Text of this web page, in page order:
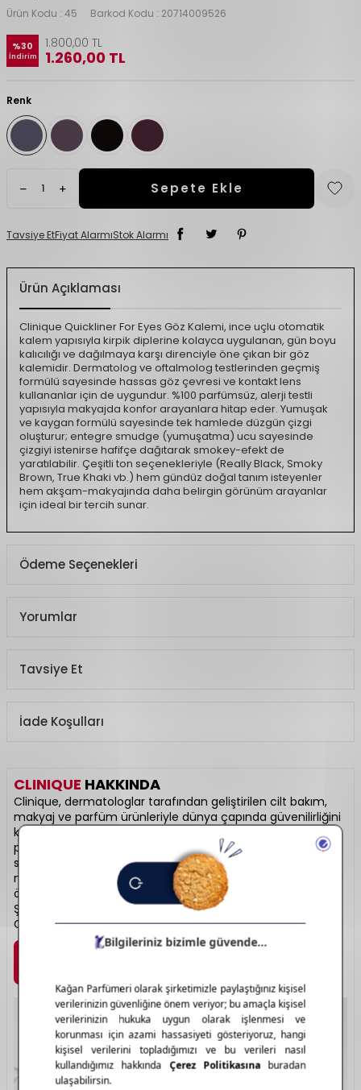
Ürün Kodu : 45 Barkod Kodu : 20714009526
%30
İndirim
1.800,00 TL
1.260,00 TL
Renk
Sepete Ekle
Tavsiye EtFiyat AlarmıStok Alarmı
Ürün Açıklaması
Clinique Quickliner For Eyes Göz Kalemi, ince uçlu otomatik
kalem yapısıyla kirpik diplerine kolayca uygulanan, gün boyu
kalıcılığı ve dağılmaya karşı direnciyle öne çıkan bir göz
kalemidir. Dermatolog ve oftalmolog testlerinden geçmiş
formülü sayesinde hassas göz çevresi ve kontakt lens
kullananlar için de uygundur. %100 parfümsüz, alerji testli
yapısıyla makyajda konfor arayanlara hitap eder. Yumuşak
ve kaygan formülü sayesinde tek hamlede düzgün çizgi
oluşturur; entegre smudge (yumuşatma) ucu sayesinde
çizgiyi istenirse hafifçe dağıtarak smokey-efekt de
yaratılabilir. Çeşitli ton seçenekleriyle (Really Black, Smoky
Brown, True Khaki vb.) hem gündüz doğal tanım isteyenler
hem akşam-makyajında daha belirgin görünüm arayanlar
için ideal bir tercih sunar.
Ödeme Seçenekleri
Yorumlar
Tavsiye Et
İade Koşulları
CLINIQUE HAKKINDA
Clinique, dermatologlar tarafından geliştirilen cilt bakım,
makyaj ve parfüm ürünleriyle dünya çapında güvenilirliğini
kanıtlamış bir markadır. Alerji testinden geçmiş ve
parfümsüz içerikleriyle hassas ciltlere bile uygun ürünler
sunar. Özellikle “3 Adımlı Cilt Bakım Sistemi” ile tanınan
marka, her cilt tipine özel çözümler sunar. Cilt sağlığını
önceliklendiren yapısıyla sadık bir kullanıcı kitlesine sahiptir.
Şık ambalajları ve etkili içerikleriyle lüks segmentte yer alır.
Cilt bakımında bilimsel yaklaşımın adı: Clinique.